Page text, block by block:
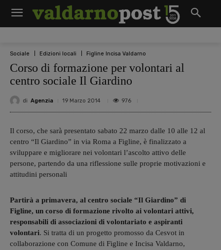
Sociale Edizioni locali Figline Incisa Valdarno
Corso di formazione per volontari al
centro sociale Il Giardino
di Agenzia 19 Marzo 2014 976
Il corso, che sarà presentato sabato 22 marzo dalle 10 alle 12 al
centro “Il Giardino” in via Roma a Figline, è finalizzato a
sviluppare e migliorare nei volontari l’ascolto attivo delle
persone, partendo da una riflessione sulle proprie motivazioni e
attitudini personali
Partirà a primavera, al centro sociale “Il Giardino” di
Figline, un corso di formazione rivolto ai volontari attivi,
responsabili di associazioni di volontariato e aspiranti
volontari. Si tratta di un progetto promosso da Cesvot in
collaborazione con Comune di Figline e Incisa Valdarno,